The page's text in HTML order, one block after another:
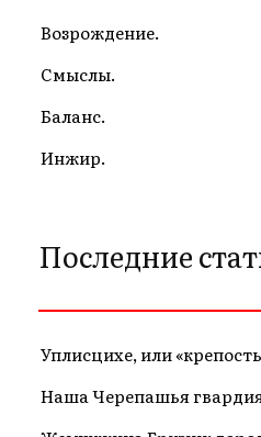
Возрождение.
Смыслы.
Баланс.
Инжир.
Последние
Уплисцихе, или
Наша Черепашья